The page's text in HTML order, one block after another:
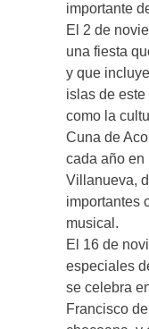
importante
El 2 de
una fiesta
y que
islas de
como la
Cuna de
cada año
Villanueva,
importantes
musical.
El 16 de
especiales
se celebra
Francisco